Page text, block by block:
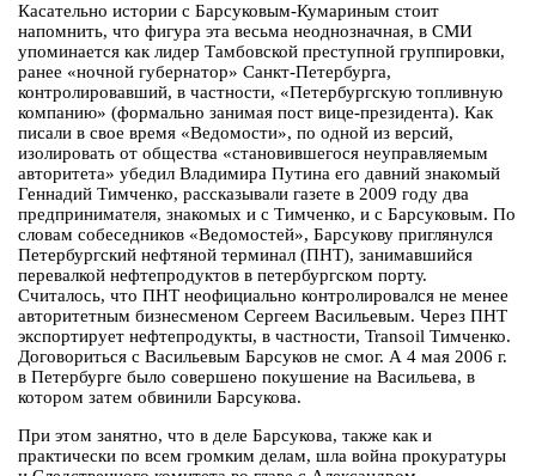
Касательно истории с Барсуковым-Кумариным стоит
напомнить, что фигура эта весьма неоднозначная, в СМИ
упоминается как лидер Тамбовской преступной группировки,
ранее «ночной губернатор» Санкт-Петербурга,
контролировавший, в частности, «Петербургскую топливную
компанию» (формально занимая пост вице-президента). Как
писали в свое время «Ведомости», по одной из версий,
изолировать от общества «становившегося неуправляемым
авторитета» убедил Владимира Путина его давний знакомый
Геннадий Тимченко, рассказывали газете в 2009 году два
предпринимателя, знакомых и с Тимченко, и с Барсуковым. По
словам собеседников «Ведомостей», Барсукову приглянулся
Петербургский нефтяной терминал (ПНТ), занимавшийся
перевалкой нефтепродуктов в петербургском порту.
Считалось, что ПНТ неофициально контролировался не менее
авторитетным бизнесменом Сергеем Васильевым. Через ПНТ
экспортирует нефтепродукты, в частности, Transoil Тимченко.
Договориться с Васильевым Барсуков не смог. А 4 мая 2006 г.
в Петербурге было совершено покушение на Васильева, в
котором затем обвинили Барсукова.
При этом занятно, что в деле Барсукова, также как и
практически по всем громким делам, шла война прокуратуры